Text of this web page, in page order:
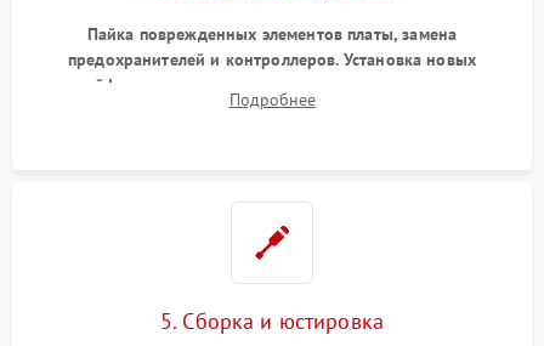
Пайка поврежденных элементов платы, замена
предохранителей и контроллеров. Установка новых
шлейфов, дисплея, механизма затвора или двигателя
автофокуса. Восстановление геометрии тубуса объектива
Подробнее
5. Сборка и юстировка